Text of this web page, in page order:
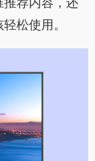
推荐内容，还
松使用。